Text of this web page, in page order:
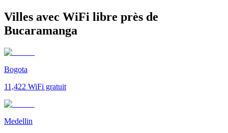
Villes avec WiFi libre près de
Bucaramanga
Bogota
11,422 WiFi gratuit
Medellin